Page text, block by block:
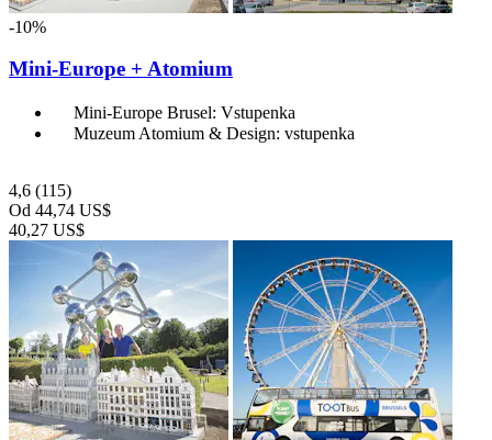
-10%
Mini-Europe + Atomium
Mini-Europe Brusel: Vstupenka
Muzeum Atomium & Design: vstupenka
4,6 (115)
Od 44,74 US$
40,27 US$